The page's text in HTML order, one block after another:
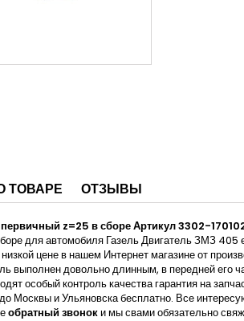
ТОВАРЕ ОТЗЫВЫ
z=25 в сборе Артикул 3302-
для автомобиля Газель Двигатель ЗМЗ
цене в нашем Интернет магазине от
выполнен довольно длинным, в передней
особый контроль качества гарантия на
Москвы и Ульяновска бесплатно. Все
обратный звоноки мы свами обязательно